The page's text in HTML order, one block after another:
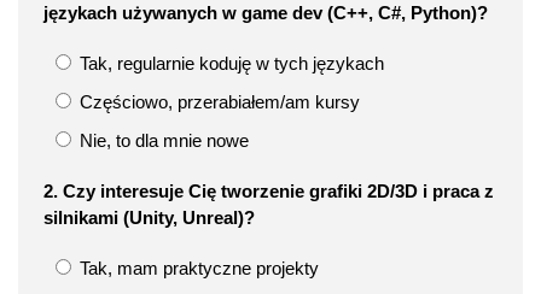
językach używanych w game dev (C++, C#, Python)?
Tak, regularnie koduję w tych językach
Częściowo, przerabiałem/am kursy
Nie, to dla mnie nowe
2. Czy interesuje Cię tworzenie grafiki 2D/3D i praca z
silnikami (Unity, Unreal)?
Tak, mam praktyczne projekty